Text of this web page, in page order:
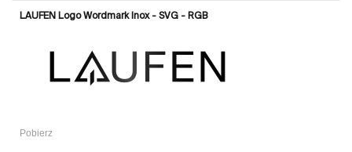
LAUFEN Logo Wordmark Inox - SVG - RGB
Pobierz